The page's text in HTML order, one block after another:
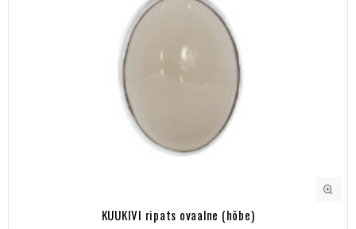
KUUKIVI ripats ovaalne (hõbe)